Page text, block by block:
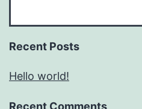
Recent Posts
Hello world!